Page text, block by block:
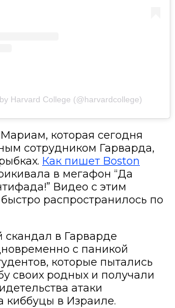
Harvard College (@harvardcollege)
которая сегодня
сотрудником Гарварда,
Как пишет Boston
в мегафон “Да
Видео с этим
распространилось по
скандал в Гарварде
с паникой
которые пытались
своих родных и получали
атаки
киббуцы в Израиле.